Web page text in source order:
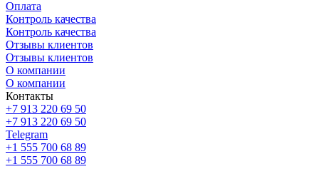
Оплата
Контроль качества
Контроль качества
Отзывы клиентов
Отзывы клиентов
О компании
О компании
Контакты
+7 913 220 69 50
+7 913 220 69 50
Telegram
+1 555 700 68 89
+1 555 700 68 89